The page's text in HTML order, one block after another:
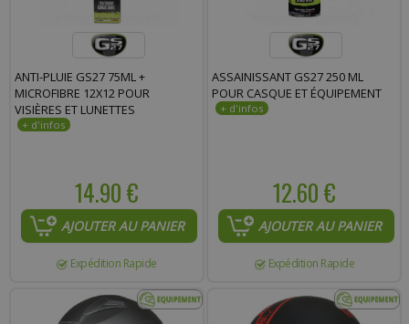
ANTI-PLUIE GS27 75ML +
MICROFIBRE 12X12 POUR
VISIÈRES ET LUNETTES
14.90 €
AJOUTER AU PANIER
Expédition Rapide
ASSAINISSANT GS27 250 ML
POUR CASQUE ET ÉQUIPEMENT
12.60 €
AJOUTER AU PANIER
Expédition Rapide
Téléphone :
Commentaire :